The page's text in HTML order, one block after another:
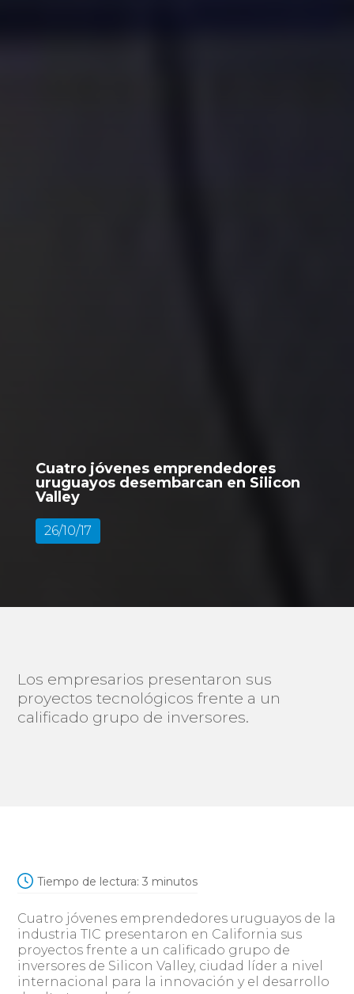
Cuatro jóvenes emprendedores
uruguayos desembarcan en Silicon
Valley
26/10/17
Los empresarios presentaron sus
proyectos tecnológicos frente a un
calificado grupo de inversores.
Tiempo de lectura: 3 minutos
Cuatro jóvenes emprendedores uruguayos de la
industria TIC presentaron en California sus
proyectos frente a un calificado grupo de
inversores de Silicon Valley, ciudad líder a nivel
internacional para la innovación y el desarrollo